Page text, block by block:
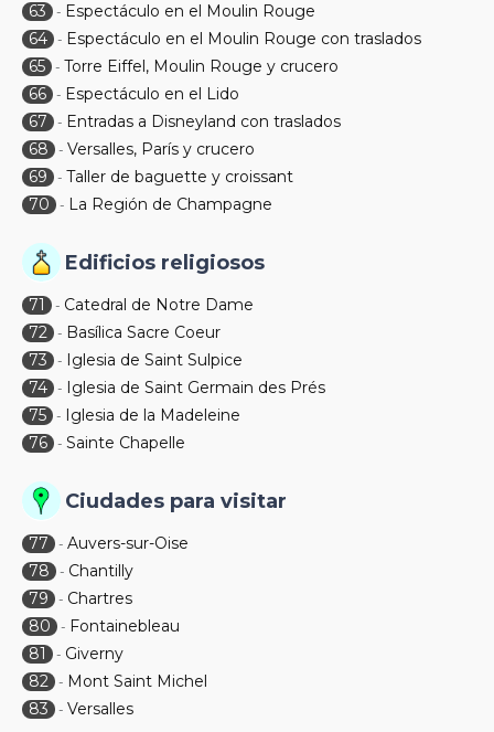
63
- Espectáculo en el Moulin Rouge
64 - Espectáculo en el Moulin Rouge con traslados
65 - Torre Eiffel, Moulin Rouge y crucero
66 - Espectáculo en el Lido
67
- Entradas a Disneyland con traslados
68
- Versalles, París y crucero
69
- Taller de baguette y croissant
70
- La Región de Champagne
Edificios religiosos
71 - Catedral de Notre Dame
72 - Basílica Sacre Coeur
73
- Iglesia de Saint Sulpice
74 - Iglesia de Saint Germain des Prés
75 - Iglesia de la Madeleine
76 - Sainte Chapelle
Ciudades para visitar
77 - Auvers-sur-Oise
78
- Chantilly
79
- Chartres
80
- Fontainebleau
81
- Giverny
82 - Mont Saint Michel
83
- Versalles